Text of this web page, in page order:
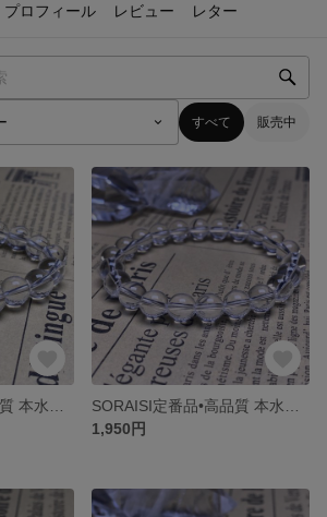
プロフィール レビュー レター
すべて 販売中
1,950円